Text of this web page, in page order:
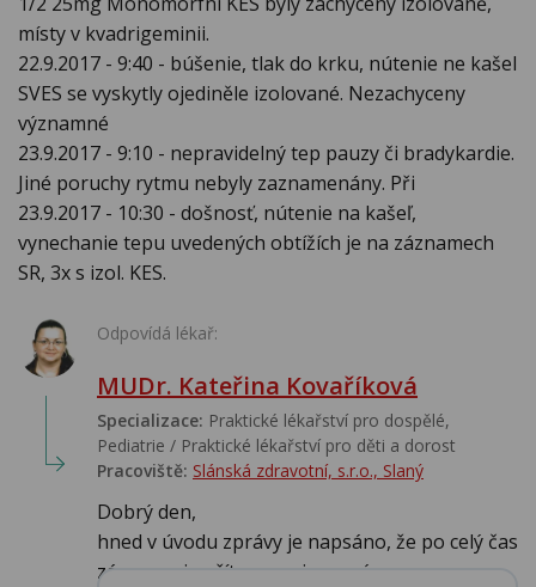
místy v kvadrigeminii.
22.9.2017 - 9:40 - búšenie, tlak do krku, nútenie ne kašel
SVES se vyskytly ojediněle izolované. Nezachyceny
významné
23.9.2017 - 9:10 - nepravidelný tep pauzy či bradykardie.
Jiné poruchy rytmu nebyly zaznamenány. Při
23.9.2017 - 10:30 - došnosť, nútenie na kašeľ,
vynechanie tepu uvedených obtížích je na záznamech
SR, 3x s izol. KES.
Odpovídá lékař:
MUDr. Kateřina Kovaříková
Specializace: Praktické lékařství pro dospělé,
Pediatrie / Praktické lékařství pro děti a dorost
Pracoviště: Slánská zdravotní, s.r.o., Slaný
Dobrý den,
hned v úvodu zprávy je napsáno, že po celý čas
záznamu je přítomen sinusový...